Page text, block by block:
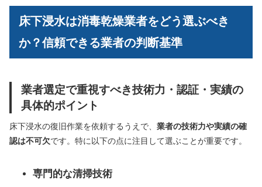
床下浸水は消毒乾燥業者をどう選ぶべき
か？信頼できる業者の判断基準
業者選定で重視すべき技術力・認証・実績の
具体的ポイント
床下浸水の復旧作業を依頼するうえで、 業者の技術力や実績の確
認は不可欠です。特に以下の点に注目して選ぶことが重要です。
専門的な清掃技術